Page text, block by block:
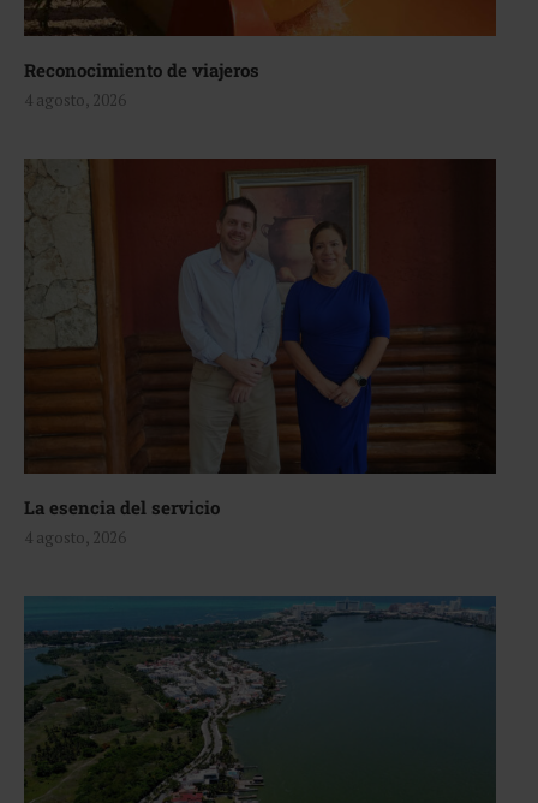
Reconocimiento de viajeros
4 agosto, 2026
La esencia del servicio
4 agosto, 2026